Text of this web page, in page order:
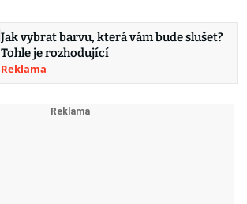
Jak vybrat barvu, která vám bude slušet?
Tohle je rozhodující
Reklama